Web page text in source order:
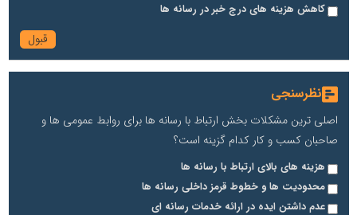
کاهش هزینه های درج خبر در رسانه ها
نظرسنجی
اصلی ترین مشکلات بخش ارتباط با رسانه ها برای روابط عمومی ها و
صاحبان کسب و کار کدام گزینه است؟
هزینه های بالای ارتباط با رسانه ها
محدودیت ها و خطوط قرمز داخلی رسانه ها
عدم داشتن ایده در ارائه خدمات رسانه ای